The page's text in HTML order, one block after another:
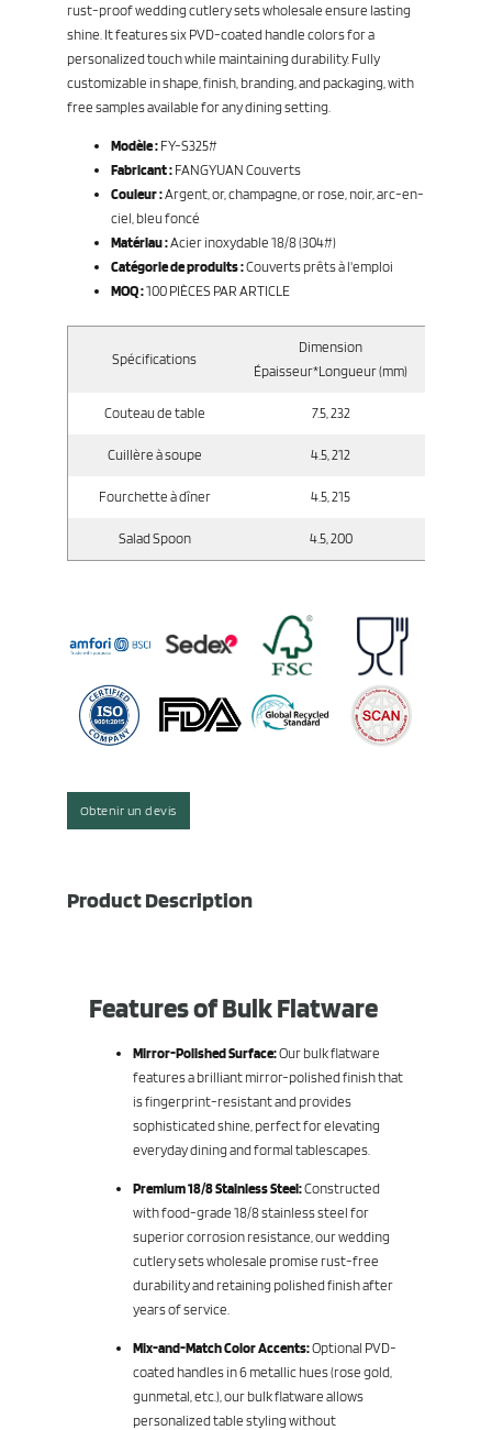
rust-proof wedding cutlery sets wholesale ensure lasting
shine. It features six PVD-coated handle colors for a
personalized touch while maintaining durability. Fully
customizable in shape, finish, branding, and packaging, with
free samples available for any dining setting.
Modèle :FY-S325#
Fabricant :FANGYUAN Couverts
Couleur :Argent, or, champagne, or rose, noir, arc-en-
ciel, bleu foncé
Matériau :Acier inoxydable 18/8 (304#)
Catégorie de produits :Couverts prêts à l'emploi
MOQ :100 PIÈCES PAR ARTICLE
Spécifications
Dimension
Épaisseur*Longueur (mm)
Couteau de table 7.5, 232
Cuillère à soupe 4.5, 212
Fourchette à dîner 4.5, 215
Salad Spoon 4.5, 200
Obtenir un devis
Product Description
Features of Bulk Flatware
Mirror-Polished Surface:Our bulk flatware
features a brilliant mirror-polished finish that
is fingerprint-resistant and provides
sophisticated shine, perfect for elevating
everyday dining and formal tablescapes.
Premium 18/8 Stainless Steel:Constructed
with food-grade 18/8 stainless steel for
superior corrosion resistance, our wedding
cutlery sets wholesale promise rust-free
durability and retaining polished finish after
years of service.
Mix-and-Match Color Accents:Optional PVD-
coated handles in 6 metallic hues (rose gold,
gunmetal, etc.), our bulk flatware allows
personalized table styling without